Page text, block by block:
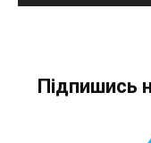
Підпишись